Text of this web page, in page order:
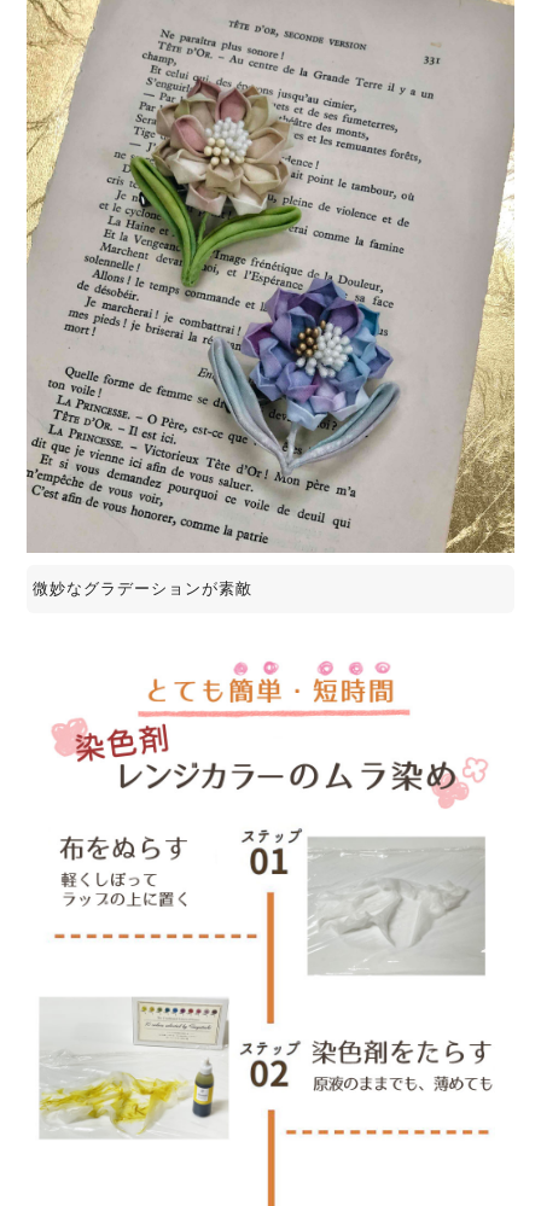
微妙なグラデーションが素敵